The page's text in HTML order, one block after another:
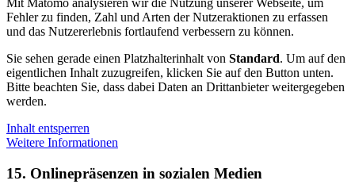
Mit Matomo analysieren wir die Nutzung unserer Webseite, um
Fehler zu finden, Zahl und Arten der Nutzeraktionen zu erfassen
und das Nutzererlebnis fortlaufend verbessern zu können.
Sie sehen gerade einen Platzhalterinhalt von Standard. Um auf den
eigentlichen Inhalt zuzugreifen, klicken Sie auf den Button unten.
Bitte beachten Sie, dass dabei Daten an Drittanbieter weitergegeben
werden.
Inhalt entsperren
Weitere Informationen
15. Onlinepräsenzen in sozialen Medien